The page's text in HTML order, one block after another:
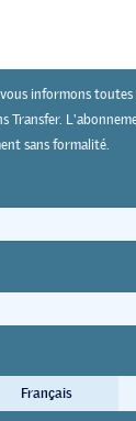
Archives
de la
informons toutes
Transfer.
sans formalité.
Français